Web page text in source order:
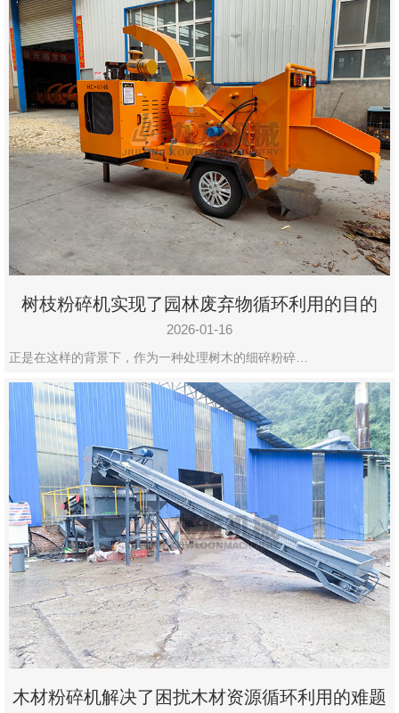
树枝粉碎机实现了园林废弃物循环利用的目的
2026-01-16
正是在这样的背景下，作为一种处理树木的细碎粉碎…
木材粉碎机解决了困扰木材资源循环利用的难题